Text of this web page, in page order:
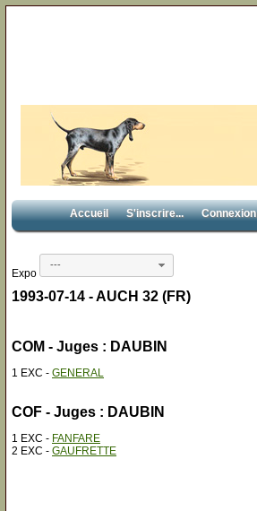
Accueil S'inscrire... Connexion
Expo
---
1993-07-14 - AUCH 32 (FR)
COM - Juges : DAUBIN
1 EXC - GENERAL
COF - Juges : DAUBIN
1 EXC - FANFARE
2 EXC - GAUFRETTE